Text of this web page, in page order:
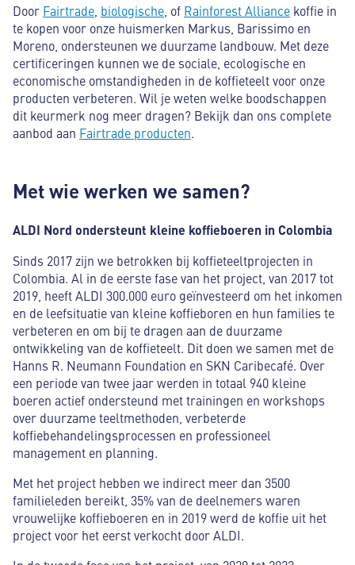
Door Fairtrade biologische , of Rainforest Alliance koffie in
te kopen voor onze huismerken Markus, Barissimo en
Moreno, ondersteunen we duurzame landbouw. Met deze
certificeringen kunnen we de sociale, ecologische en
economische omstandigheden in de koffieteelt voor onze
producten verbeteren. Wil je weten welke boodschappen
dit keurmerk nog meer dragen? Bekijk dan ons complete
aanbod aan Fairtrade producten.
Met wie werken we samen?
ALDI Nord ondersteunt kleine koffieboeren in Colombia
Sinds 2017 zijn we betrokken bij koffieteeltprojecten in
Colombia. Al in de eerste fase van het project, van 2017 tot
2019, heeft ALDI 300.000 euro geïnvesteerd om het inkomen
en de leefsituatie van kleine koffieboren en hun families te
verbeteren en om bij te dragen aan de duurzame
ontwikkeling van de koffieteelt. Dit doen we samen met de
Hanns R. Neumann Foundation en SKN Caribecafé. Over
een periode van twee jaar werden in totaal 940 kleine
boeren actief ondersteund met trainingen en workshops
over duurzame teeltmethoden, verbeterde
koffiebehandelingsprocessen en professioneel
management en planning.
Met het project hebben we indirect meer dan 3500
familieleden bereikt, 35% van de deelnemers waren
vrouwelijke koffieboeren en in 2019 werd de koffie uit het
project voor het eerst verkocht door ALDI.